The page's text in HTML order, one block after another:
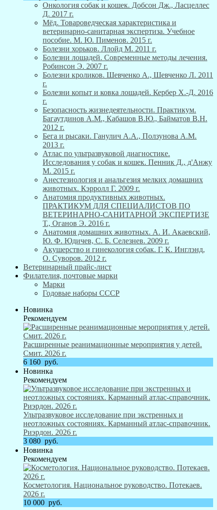
Онкология собак и кошек. Добсон Дж., Ласцеллес
Д. 2017 г.
Мёд. Товароведческая характеристика и
ветеринарно-санитарная экспертиза. Учебное
пособие. М. Ю. Пименов. 2015 г.
Болезни хорьков. Ллойд М. 2011 г.
Болезни лошадей. Современные методы лечения.
Робинсон Э. 2007 г.
Болезни кроликов. Шевченко А., Шевченко Л. 2011
г.
Болезни копыт и ковка лошадей. Кербер Х.-Д. 2016
г.
Безопасность жизнедеятельности. Практикум.
Багаутдинов А.М., Кабашов В.Ю., Байматов В.Н.
2012 г.
Бега и рысаки. Ганулич А.А., Ползунова А.М.
2013 г.
Атлас по ультразвуковой диагностике.
Исследования у собак и кошек. Пенник Д., д'Анжу
М. 2015 г.
Анестезиология и анальгезия мелких домашних
животных. Кэрролл Г. 2009 г.
Анатомия продуктивных животных.
ПРАКТИКУМ ДЛЯ СПЕЦИАЛИСТОВ ПО
ВЕТЕРИНАРНО-САНИТАРНОЙ ЭКСПЕРТИЗЕ
Т., Оганов Э. 2016 г.
Анатомия домашних животных. А. И. Акаевский,
Ю. Ф. Юдичев, С. Б. Селезнев. 2009 г.
Акушерство и гинекология собак. Г. К. Инглэнд,
О. Суворов. 2012 г.
Ветеринарный прайс-лист
Филателия, почтовые марки
Марки
Годовые наборы СССР
Новинка
Рекомендуем
Расширенные реанимационные мероприятия у детей.
Смит. 2026 г.
6 160 руб.
Новинка
Рекомендуем
Ультразвуковое исследование при экстренных и
неотложных состояниях. Карманный атлас-справочник.
Риэрдон. 2026 г.
3 080 руб.
Новинка
Рекомендуем
Косметология. Национальное руководство. Потекаев.
2026 г.
10 000 руб.